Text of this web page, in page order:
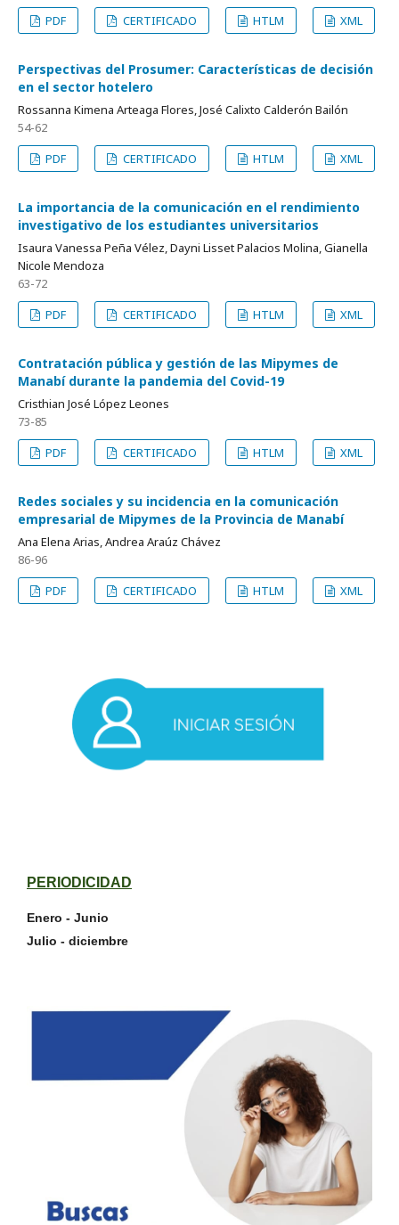
PDF
CERTIFICADO HTLM XML
Perspectivas del Prosumer: Características de decisión
en el sector hotelero
Rossanna Kimena Arteaga Flores, José Calixto Calderón Bailón
54-62
PDF
CERTIFICADO HTLM XML
La importancia de la comunicación en el rendimiento
investigativo de los estudiantes universitarios
Isaura Vanessa Peña Vélez, Dayni Lisset Palacios Molina, Gianella
Nicole Mendoza
63-72
PDF
CERTIFICADO HTLM XML
Contratación pública y gestión de las Mipymes de
Manabí durante la pandemia del Covid-19
Cristhian José López Leones
73-85
PDF
CERTIFICADO HTLM XML
Redes sociales y su incidencia en la comunicación
empresarial de Mipymes de la Provincia de Manabí
Ana Elena Arias, Andrea Araúz Chávez
86-96
PDF
CERTIFICADO HTLM XML
PERIODICIDAD
Enero - Junio
Julio - diciembre